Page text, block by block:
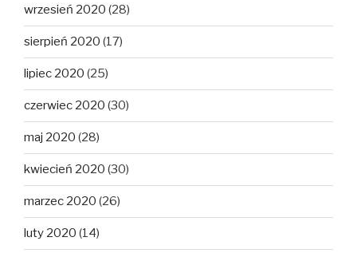
wrzesień 2020 (28)
sierpień 2020 (17)
lipiec 2020 (25)
czerwiec 2020 (30)
maj 2020 (28)
kwiecień 2020 (30)
marzec 2020 (26)
luty 2020 (14)